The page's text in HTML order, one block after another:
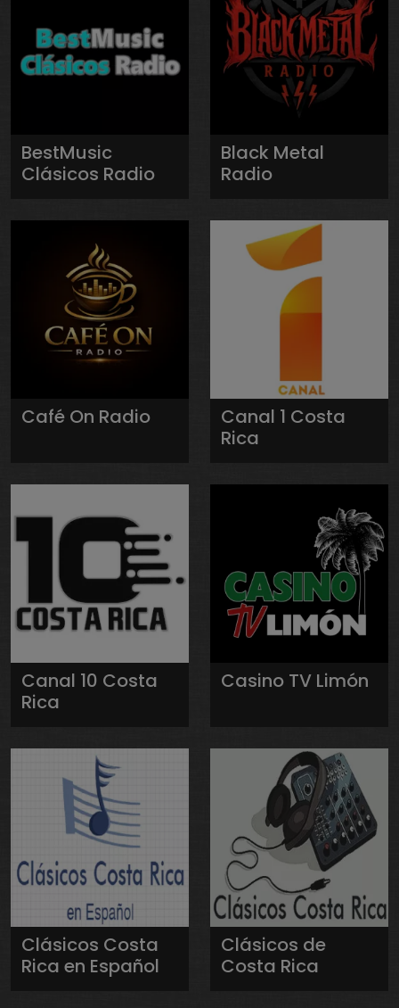
BestMusic
Clásicos Radio
Black Metal
Radio
Café On Radio
Canal 1 Costa
Rica
Canal 10 Costa
Rica
Casino TV Limón
Clásicos Costa
Rica en Español
Clásicos de
Costa Rica